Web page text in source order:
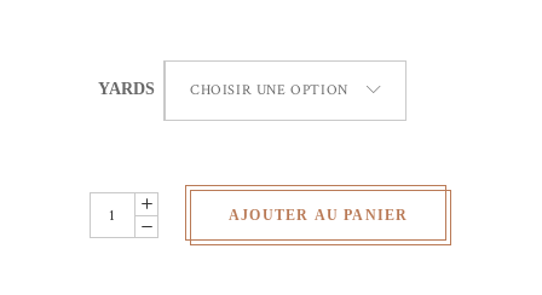
YARDS CHOISIR UNE OPTION
Wax
Africain
AJOUTER AU PANIER